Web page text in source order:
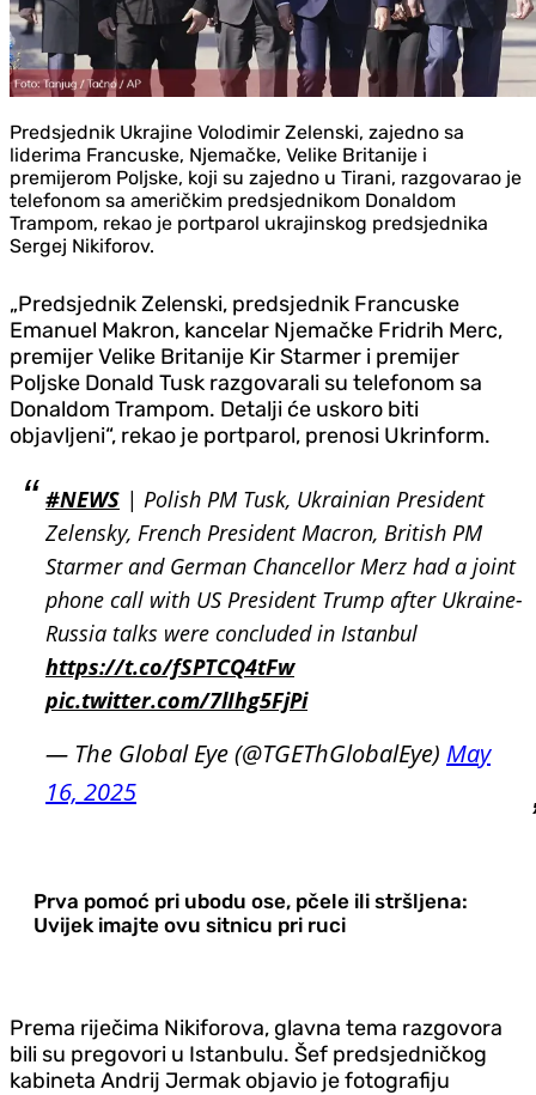
Predsjednik Ukrajine Volodimir Zelenski, zajedno sa
liderima Francuske, Njemačke, Velike Britanije i
premijerom Poljske, koji su zajedno u Tirani, razgovarao je
telefonom sa američkim predsjednikom Donaldom
Trampom, rekao je portparol ukrajinskog predsjednika
Sergej Nikiforov.
„Predsjednik Zelenski, predsjednik Francuske
Emanuel Makron, kancelar Njemačke Fridrih Merc,
premijer Velike Britanije Kir Starmer i premijer
Poljske Donald Tusk razgovarali su telefonom sa
Donaldom Trampom. Detalji će uskoro biti
objavljeni“, rekao je portparol, prenosi Ukrinform.
#NEWS | Polish PM Tusk, Ukrainian President
Zelensky, French President Macron, British PM
Starmer and German Chancellor Merz had a joint
phone call with US President Trump after Ukraine-
Russia talks were concluded in Istanbul
https://t.co/fSPTCQ4tFw
pic.twitter.com/7lIhg5FjPi
— The Global Eye (@TGEThGlobalEye) May
16, 2025
Prva pomoć pri ubodu ose, pčele ili stršljena:
Uvijek imajte ovu sitnicu pri ruci
Prema riječima Nikiforova, glavna tema razgovora
bili su pregovori u Istanbulu. Šef predsjedničkog
kabineta Andrij Jermak objavio je fotografiju